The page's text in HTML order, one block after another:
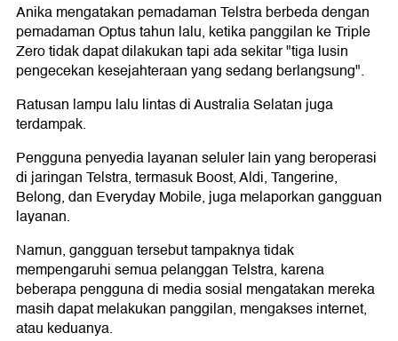
Anika mengatakan pemadaman Telstra berbeda dengan
pemadaman Optus tahun lalu, ketika panggilan ke Triple
Zero tidak dapat dilakukan tapi ada sekitar "tiga lusin
pengecekan kesejahteraan yang sedang berlangsung".
Ratusan lampu lalu lintas di Australia Selatan juga
terdampak.
Pengguna penyedia layanan seluler lain yang beroperasi
di jaringan Telstra, termasuk Boost, Aldi, Tangerine,
Belong, dan Everyday Mobile, juga melaporkan gangguan
layanan.
Namun, gangguan tersebut tampaknya tidak
mempengaruhi semua pelanggan Telstra, karena
beberapa pengguna di media sosial mengatakan mereka
masih dapat melakukan panggilan, mengakses internet,
atau keduanya.